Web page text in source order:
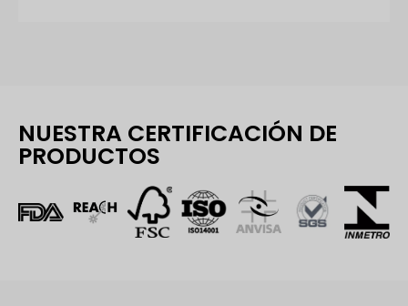
NUESTRA CERTIFICACIÓN DE
PRODUCTOS